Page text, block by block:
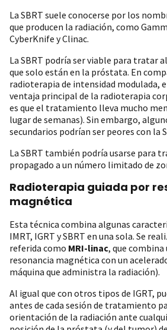
La SBRT suele conocerse por los
que producen la radiación, como
CyberKnife y Clinac.
La SBRT podría ser viable para tratar
que solo están en la próstata. En
radioterapia de intensidad modulada,
ventaja principal de la radioterapia
es que el tratamiento lleva mucho
lugar de semanas). Sin embargo,
secundarios podrían ser peores con la
La SBRT también podría usarse para
propagado a un número limitado de
Radioterapia guiada por
magnética
Esta técnica combina algunas
IMRT, IGRT y SBRT en una sola. Se
referida como MRI-linac, que combina
resonancia magnética con un
máquina que administra la radiación).
Al igual que con otros tipos de IGRT,
antes de cada sesión de tratamiento
orientación de la radiación ante